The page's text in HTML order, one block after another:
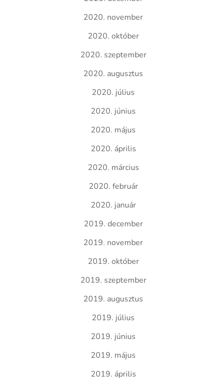
2020. november
2020. október
2020. szeptember
2020. augusztus
2020. július
2020. június
2020. május
2020. április
2020. március
2020. február
2020. január
2019. december
2019. november
2019. október
2019. szeptember
2019. augusztus
2019. július
2019. június
2019. május
2019. április